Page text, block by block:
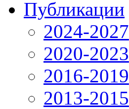
Публикации
2024-2027
2020-2023
2016-2019
2013-2015